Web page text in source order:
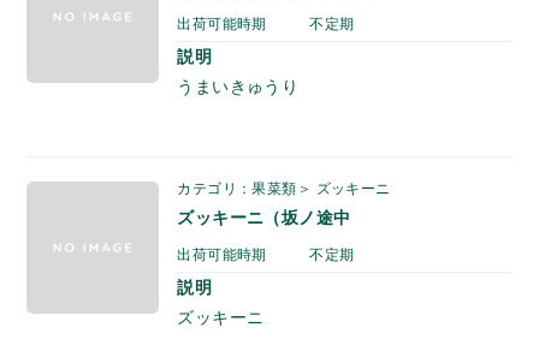
出荷可能時期 不定期
説明
うまいきゅうり
カテゴリ：果菜類＞ ズッキーニ
ズッキーニ（坂ノ途中
出荷可能時期 不定期
説明
ズッキーニ